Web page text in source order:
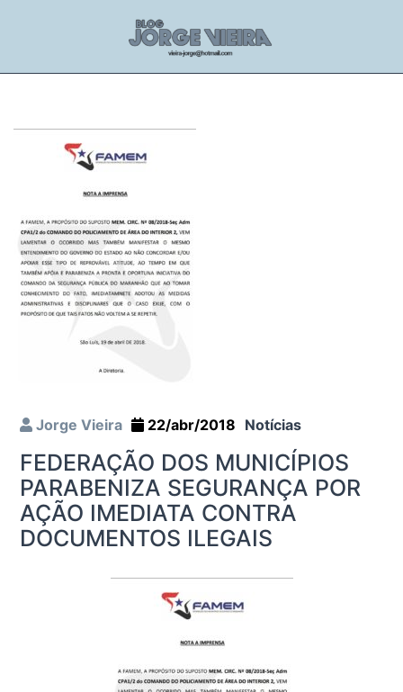
Jorge Vieira 22/abr/2018 Notícias
FEDERAÇÃO DOS MUNICÍPIOS
PARABENIZA SEGURANÇA POR
AÇÃO IMEDIATA CONTRA
DOCUMENTOS ILEGAIS